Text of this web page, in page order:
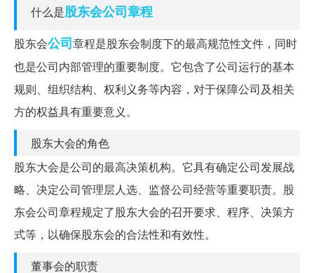
什么是股东会公司章程
股东会公司章程是股东会制度下的最高规范性文件，同时
也是公司内部管理的重要制度。它包含了公司运行的基本
规则、组织结构、权利义务等内容，对于保障公司及相关
方的权益具有重要意义。
股东大会的角色
股东大会是公司的最高决策机构。它具有确定公司发展战
略、决定公司管理层人选、监督公司经营等重要职责。股
东会公司章程规定了股东大会的召开要求、程序、决策方
式等，以确保股东会的合法性和有效性。
董事会的职责